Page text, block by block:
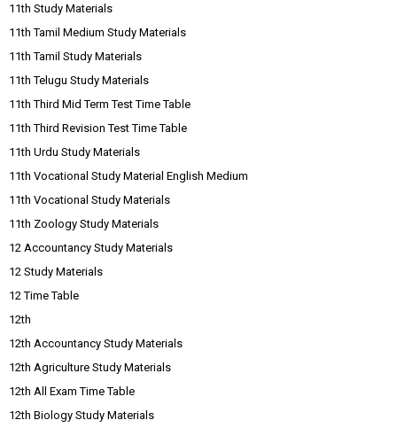
11th Study Materials
11th Tamil Medium Study Materials
11th Tamil Study Materials
11th Telugu Study Materials
11th Third Mid Term Test Time Table
11th Third Revision Test Time Table
11th Urdu Study Materials
11th Vocational Study Material English Medium
11th Vocational Study Materials
11th Zoology Study Materials
12 Accountancy Study Materials
12 Study Materials
12 Time Table
12th
12th Accountancy Study Materials
12th Agriculture Study Materials
12th All Exam Time Table
12th Biology Study Materials